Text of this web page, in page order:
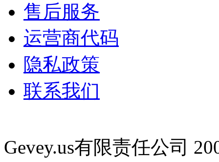
售后服务
运营商代码
隐私政策
联系我们
Gevey.us有限责任公司